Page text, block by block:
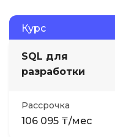
Курс
SQL для
разработки
Рассрочка
106 095 ₸/мес